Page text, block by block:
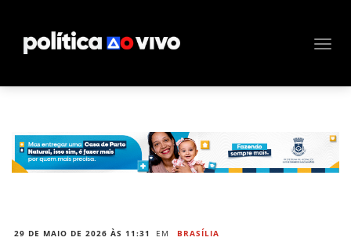
29 DE MAIO DE 2026 ÀS 11:31 EM BRASÍLIA